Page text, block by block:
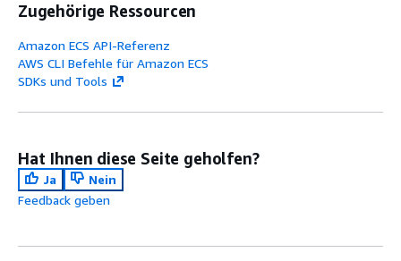
Zugehörige Ressourcen
Amazon ECS API-Referenz
AWS CLI Befehle für Amazon ECS
SDKs und Tools
Hat Ihnen diese Seite geholfen?
Ja
Nein
Feedback geben